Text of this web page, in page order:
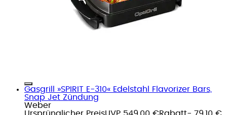
Gasgrill »SPIRIT E-310« Edelstahl Flavorizer Bars,
Snap Jet Zündung
Weber